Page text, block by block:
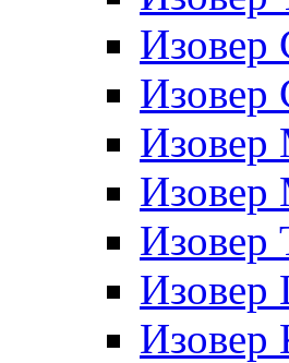
Изовер
Изовер
Изовер
Изовер